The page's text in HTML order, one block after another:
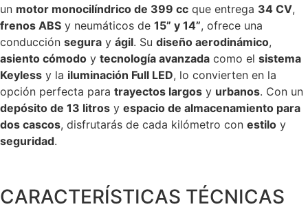
un motor monocilíndrico de 399 cc que entrega 34 CV,
frenos ABS y neumáticos de 15” y 14”, ofrece una
conducción segura y ágil. Su diseño aerodinámico,
asiento cómodo y tecnología avanzada como el sistema
Keyless y la iluminación Full LED, lo convierten en la
opción perfecta para trayectos largos y urbanos. Con un
depósito de 13 litros y espacio de almacenamiento para
dos cascos, disfrutarás de cada kilómetro con estilo y
seguridad.
CARACTERÍSTICAS TÉCNICAS